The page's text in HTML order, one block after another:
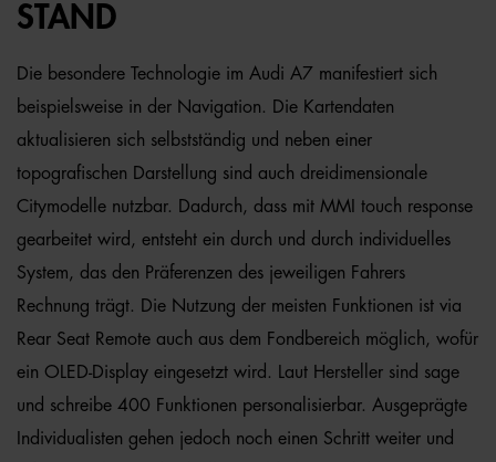
STAND
Die besondere Technologie im Audi A7 manifestiert sich
beispielsweise in der Navigation. Die Kartendaten
aktualisieren sich selbstständig und neben einer
topografischen Darstellung sind auch dreidimensionale
Citymodelle nutzbar. Dadurch, dass mit MMI touch response
gearbeitet wird, entsteht ein durch und durch individuelles
System, das den Präferenzen des jeweiligen Fahrers
Rechnung trägt. Die Nutzung der meisten Funktionen ist via
Rear Seat Remote auch aus dem Fondbereich möglich, wofür
ein OLED-Display eingesetzt wird. Laut Hersteller sind sage
und schreibe 400 Funktionen personalisierbar. Ausgeprägte
Individualisten gehen jedoch noch einen Schritt weiter und